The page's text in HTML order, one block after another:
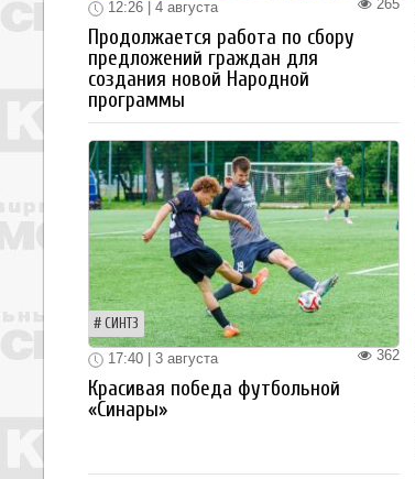
265
12:26 | 4 августа
Продолжается работа по сбору
предложений граждан для
создания новой Народной
программы
СИНТЗ
362
17:40 | 3 августа
Красивая победа футбольной
«Синары»